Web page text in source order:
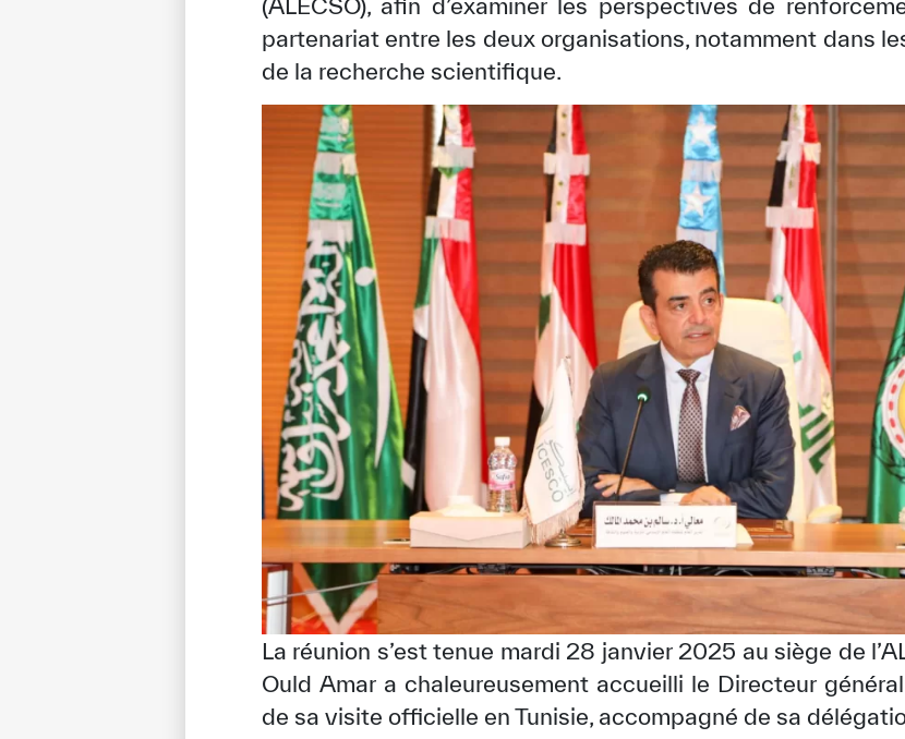
(ALECSO), afin d’examiner les perspectives de
partenariat entre les deux organisations, notamment dans
de la recherche scientifique.
La réunion s’est tenue mardi 28 janvier 2025 au siège de
Ould Amar a chaleureusement accueilli le Directeur
de sa visite officielle en Tunisie, accompagné de sa